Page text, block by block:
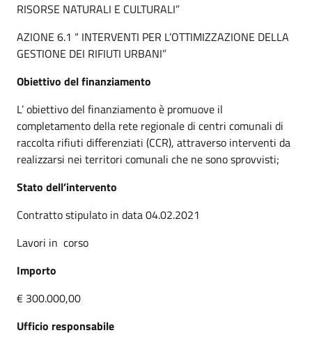
RISORSE NATURALI E CULTURALI”
AZIONE 6.1 “ INTERVENTI PER L’OTTIMIZZAZIONE DELLA
GESTIONE DEI RIFIUTI URBANI”
Obiettivo del finanziamento
L’ obiettivo del finanziamento è promuove il
completamento della rete regionale di centri comunali di
raccolta rifiuti differenziati (CCR), attraverso interventi da
realizzarsi nei territori comunali che ne sono sprovvisti;
Stato dell’intervento
Contratto stipulato in data 04.02.2021
Lavori in corso
Importo
€ 300.000,00
Ufficio responsabile